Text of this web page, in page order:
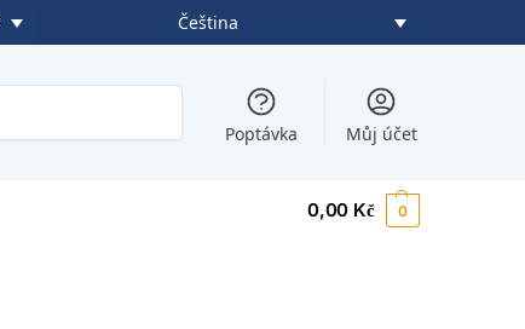
Čeština
Poptávka Můj účet
0,00 Kč 0